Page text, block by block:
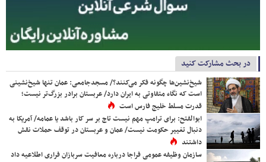
در بحث مشارکت کنید
شیخ‌نشین‌ها چگونه فکر می‌کنند؟/ مسجدجامعی: عمان تنها شیخ‌نشینی
است که نگاه متفاوتی به ایران دارد/ عربستان برادر بزرگ‌تر نیست؛
قدرت مسلط خلیج فارس است
ابوالفتح: برای ترامپ مهم نیست تاج بر سر کار باشد یا عمامه/ آمریکا به
دنبال تغییر حکومت نیست/ عمان و عربستان در توقف حملات نقش
داشتند
سازمان وظیفه عمومی فراجا درباره معافیت سربازان فراری اطلاعیه داد